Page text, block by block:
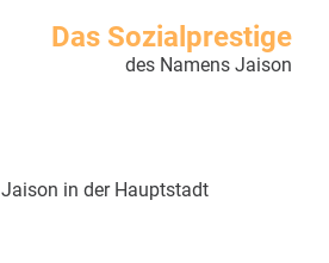
Das Sozialprestige
des Namens Jaison
Jaison in der Hauptstadt